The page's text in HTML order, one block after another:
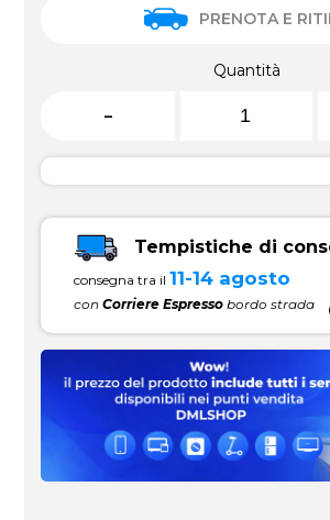
PRENOTA E
Quantità
-
Tempistiche di
consegna tra il 11-14 agosto
conCorriere Espresso bordo strada